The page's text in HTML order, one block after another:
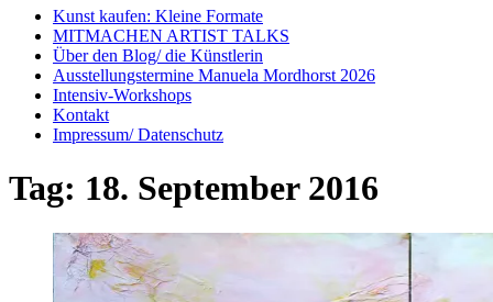
Kunst kaufen: Kleine Formate
MITMACHEN ARTIST TALKS
Über den Blog/ die Künstlerin
Ausstellungstermine Manuela Mordhorst 2026
Intensiv-Workshops
Kontakt
Impressum/ Datenschutz
Tag: 18. September 2016